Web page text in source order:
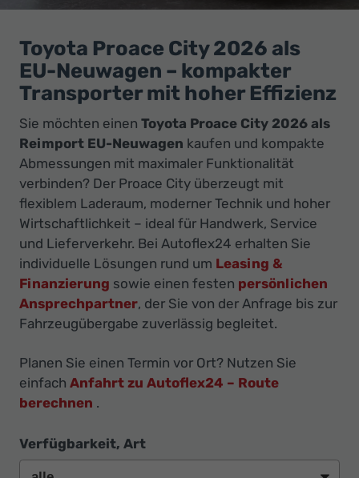
Ihr
Innovatives
Autohaus
Toyota Proace City 2026 als
EU-Neuwagen – kompakter
Transporter mit hoher Effizienz
Sie möchten einen Toyota Proace City 2026 als
Reimport EU-Neuwagen kaufen und kompakte
Abmessungen mit maximaler Funktionalität
verbinden? Der Proace City überzeugt mit
flexiblem Laderaum, moderner Technik und hoher
Wirtschaftlichkeit – ideal für Handwerk, Service
und Lieferverkehr. Bei Autoflex24 erhalten Sie
individuelle Lösungen rund um Leasing &
Finanzierung sowie einen festen persönlichen
Ansprechpartner, der Sie von der Anfrage bis zur
Fahrzeugübergabe zuverlässig begleitet.
Planen Sie einen Termin vor Ort? Nutzen Sie
einfach Anfahrt zu Autoflex24 – Route
berechnen .
Verfügbarkeit, Art